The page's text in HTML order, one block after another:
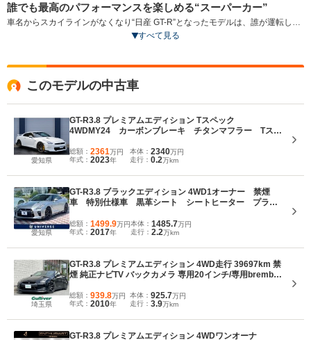
誰でも最高のパフォーマンスを楽しめる“スーパーカー”
車名からスカイラインがなくなり“日産 GT-R”となったモデルは、誰が運転して
も速く楽しく安心なスーパーカーを目指したハイパフォーマンスモデルとなっ
駆動方式独立型トランスアクスル4WDを採用、グリップ荷重を最適化。走行中
でも走行モードを切り替えられる装置なども含め、最新技術を惜しげもなく投
入されている。また素材にもカーボンやアルミが効果的に使用される。480ps
／60kg-mという3.8LのV6ツインターボエンジンは、2ペダルMTのデュアルクラ
ッチトランスミッションと組み合わせる。（2007.10）
すべて見る
このモデルの中古車
愛知県
GT-R3.8 プレミアムエディション Tスペック
4WDMY24 カーボンブレーキ チタンマフラー Tスペ
シートヒーター 純正ドラレコ レーダー ブルーミラ
ー フィルム施工 電動格納ミラーキット LED交換 新
総額： 2361万円
年式： 2023年
本体： 2340万円
走行： 0.2万km
愛知県
GT-R3.8 ブラックエディション 4WD1オーナー 禁煙
車 特別仕様車 黒革シート シートヒーター プライ
続 フルセグ 純正20インチAW パドルシフト
総額： 1499.9万円
年式： 2017年
本体： 1485.7万円
走行： 2.2万km
埼玉県
GT-R3.8 プレミアムエディション 4WD走行 39697km 禁
煙 純正ナビTV バックカメラ 専用20インチ/専用brembo/
ヒーター パドルシフト カーボン調ステアリング&センタ
ーコンソール BOSE スペアキー
総額： 939.8万円
年式： 2010年
本体： 925.7万円
走行： 3.9万km
GT-R3.8 プレミアムエディション 4WDワンオーナ